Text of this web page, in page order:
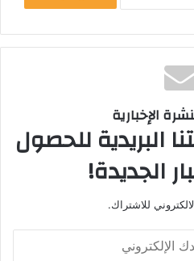
الإخبارية
البريدية للحصول
الجديدة!
للاشتراك.